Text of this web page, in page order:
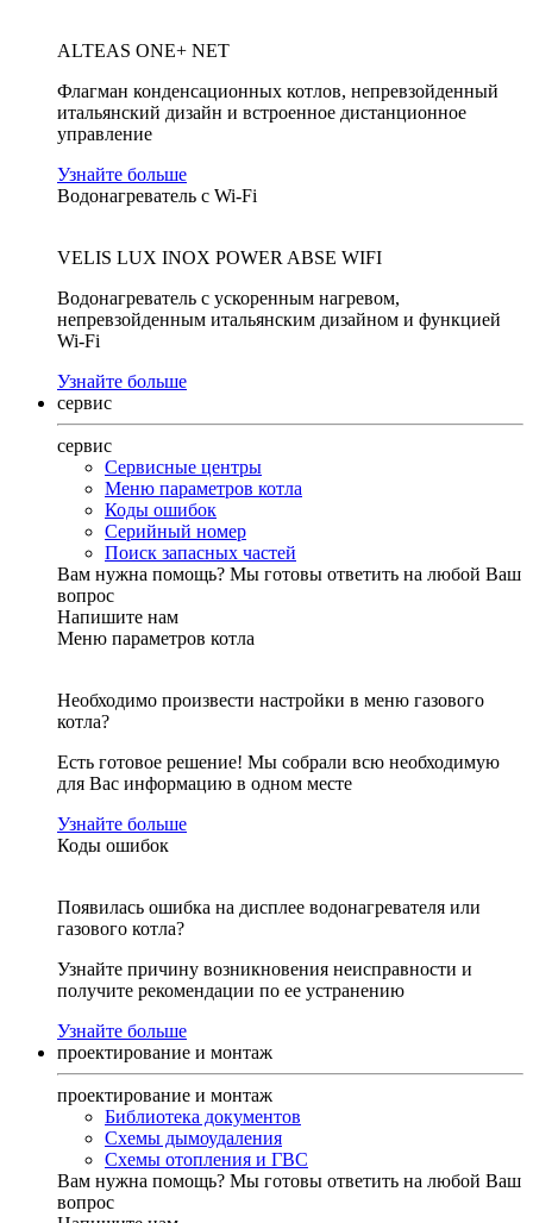
ALTEAS ONE+ NET
Флагман конденсационных котлов, непревзойденный
итальянский дизайн и встроенное дистанционное
управление
Узнайте больше
Водонагреватель с Wi-Fi
VELIS LUX INOX POWER ABSE WIFI
Водонагреватель с ускоренным нагревом,
непревзойденным итальянским дизайном и функцией
Wi-Fi
Узнайте больше
сервис
сервис
Сервисные центры
Меню параметров котла
Коды ошибок
Серийный номер
Поиск запасных частей
Вам нужна помощь? Мы готовы ответить на любой Ваш
вопрос
Напишите нам
Меню параметров котла
Необходимо произвести настройки в меню газового
котла?
Есть готовое решение! Мы собрали всю необходимую
для Вас информацию в одном месте
Узнайте больше
Коды ошибок
Появилась ошибка на дисплее водонагревателя или
газового котла?
Узнайте причину возникновения неисправности и
получите рекомендации по ее устранению
Узнайте больше
проектирование и монтаж
проектирование и монтаж
Библиотека документов
Схемы дымоудаления
Схемы отопления и ГВС
Вам нужна помощь? Мы готовы ответить на любой Ваш
вопрос